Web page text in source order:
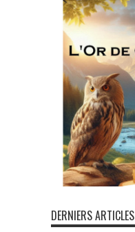
DERNIERS ARTICLES